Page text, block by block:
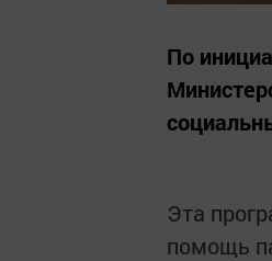
По
Эта
помощь